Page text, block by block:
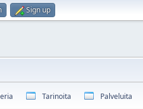
Sign up
Tarinoita Palveluita